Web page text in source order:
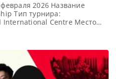
2026 Название
Тип турнира:
International Centre Место
город, страна): Телфорд,
игроки из топ-16 в
таблица турнира Players
[…]